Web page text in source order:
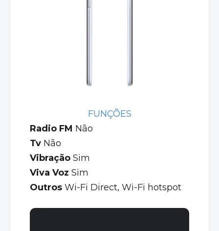
FUNÇÕES
Radio FM Não
Tv Não
Vibração Sim
Viva Voz Sim
Outros Wi-Fi Direct, Wi-Fi hotspot